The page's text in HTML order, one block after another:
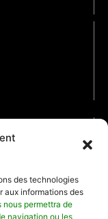
des technologies
aux informations des
permettra de
navigation ou les